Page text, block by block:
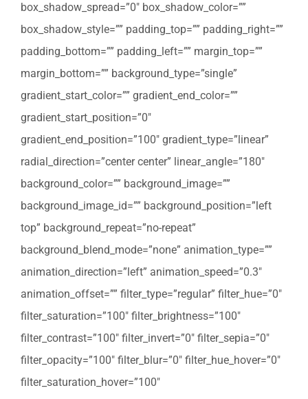
box_shadow_spread=”0″ box_shadow_color=””
box_shadow_style=”” padding_top=”” padding_right=””
padding_bottom=”” padding_left=”” margin_top=””
margin_bottom=”” background_type=”single”
gradient_start_color=”” gradient_end_color=””
gradient_start_position=”0″
gradient_end_position=”100″ gradient_type=”linear”
radial_direction=”center center” linear_angle=”180″
background_color=”” background_image=””
background_image_id=”” background_position=”left
top” background_repeat=”no-repeat”
background_blend_mode=”none” animation_type=””
animation_direction=”left” animation_speed=”0.3″
animation_offset=”” filter_type=”regular” filter_hue=”0″
filter_saturation=”100″ filter_brightness=”100″
filter_contrast=”100″ filter_invert=”0″ filter_sepia=”0″
filter_opacity=”100″ filter_blur=”0″ filter_hue_hover=”0″
filter_saturation_hover=”100″